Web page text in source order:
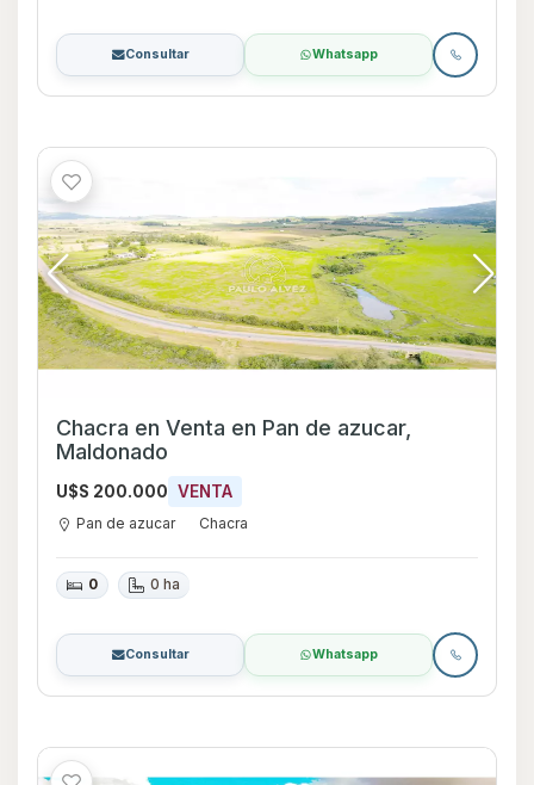
Consultar Whatsapp
Chacra en Venta en Pan de azucar,
Maldonado
U$S 200.000 VENTA
Pan de azucar Chacra
0 0 ha
Consultar Whatsapp